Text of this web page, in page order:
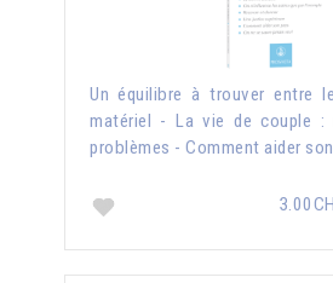
Un équilibre à trouver entre
matériel - La vie de couple :
problèmes - Comment aider